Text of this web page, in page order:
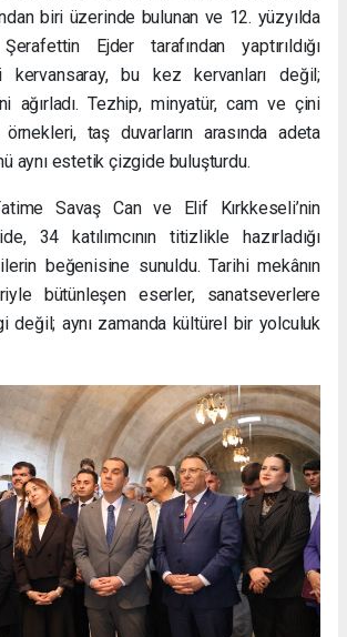
biri üzerinde bulunan ve 12. yüzyılda
Ejder tarafından yaptırıldığı
kervansaray, bu kez kervanları değil;
ağırladı. Tezhip, minyatür, cam ve çini
örnekleri, taş duvarların arasında adeta
aynı estetik çizgide buluşturdu.
Savaş Can ve Elif Kırkkeseli’nin
34 katılımcının titizlikle hazırladığı
beğenisine sunuldu. Tarihi mekânın
bütünleşen eserler, sanatseverlere
değil; aynı zamanda kültürel bir yolculuk